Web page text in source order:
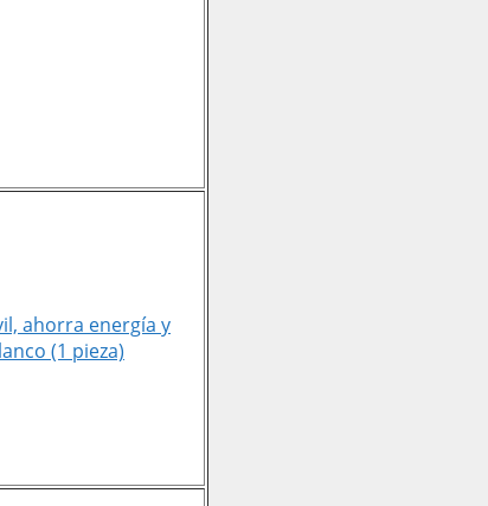
ahorra energía y
(1 pieza)